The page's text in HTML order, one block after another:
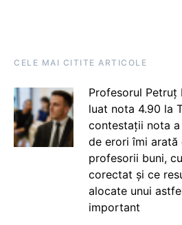
CELE MAI CITITE ARTICOLE
Profesorul Petruț
luat nota 4.90 la
contestații nota
de erori îmi arată
profesorii buni,
corectat și ce
alocate unui
important